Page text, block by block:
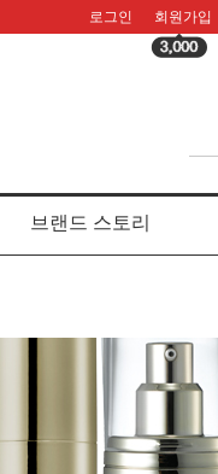
로그인 회원가입
브랜드 스토리